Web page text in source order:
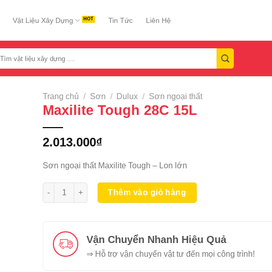
Vật Liệu Xây Dựng Tin Tức Liên Hệ
Trang chủ / Sơn / Dulux / Sơn ngoại thất
Maxilite Tough 28C 15L
2.013.000₫
Sơn ngoại thất Maxilite Tough – Lon lớn
Maxilite Tough 28C 15L số lượng
Thêm vào giỏ hàng
Vận Chuyển Nhanh Hiệu Quả
⇒ Hỗ trợ vận chuyển vật tư đến mọi công trình!